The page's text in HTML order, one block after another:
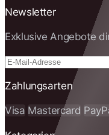
Newsletter
Exklusive Angebote
Zahlungsarten
Visa Mastercard